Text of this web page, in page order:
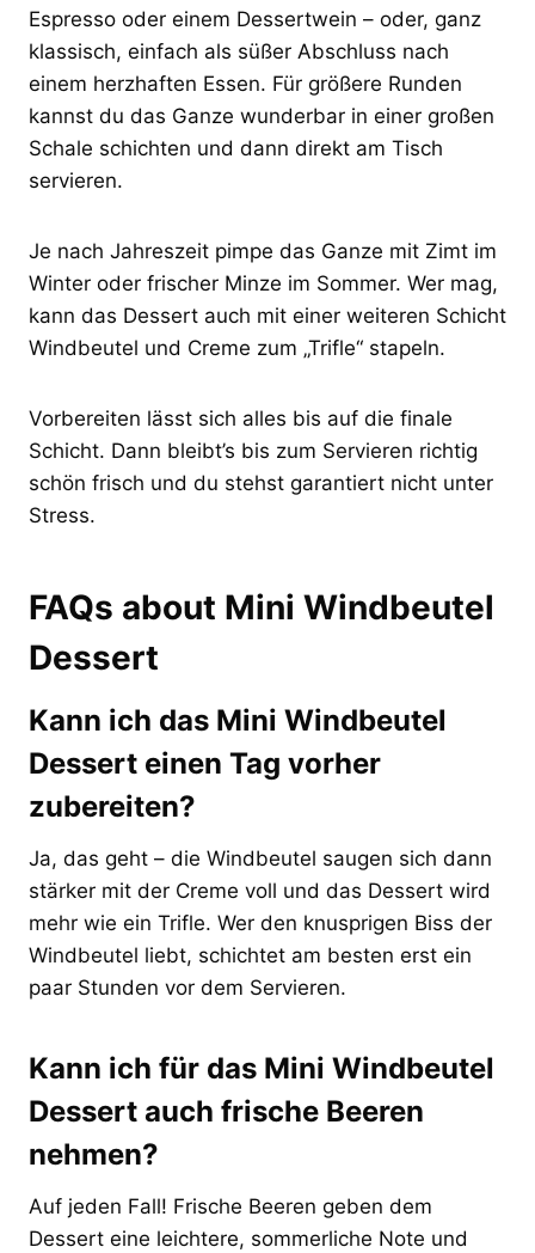
Espresso oder einem Dessertwein – oder, ganz
klassisch, einfach als süßer Abschluss nach
einem herzhaften Essen. Für größere Runden
kannst du das Ganze wunderbar in einer großen
Schale schichten und dann direkt am Tisch
servieren.
Je nach Jahreszeit pimpe das Ganze mit Zimt im
Winter oder frischer Minze im Sommer. Wer mag,
kann das Dessert auch mit einer weiteren Schicht
Windbeutel und Creme zum „Trifle“ stapeln.
Vorbereiten lässt sich alles bis auf die finale
Schicht. Dann bleibt’s bis zum Servieren richtig
schön frisch und du stehst garantiert nicht unter
Stress.
FAQs about Mini Windbeutel
Dessert
Kann ich das Mini Windbeutel
Dessert einen Tag vorher
zubereiten?
Ja, das geht – die Windbeutel saugen sich dann
stärker mit der Creme voll und das Dessert wird
mehr wie ein Trifle. Wer den knusprigen Biss der
Windbeutel liebt, schichtet am besten erst ein
paar Stunden vor dem Servieren.
Kann ich für das Mini Windbeutel
Dessert auch frische Beeren
nehmen?
Auf jeden Fall! Frische Beeren geben dem
Dessert eine leichtere, sommerliche Note und